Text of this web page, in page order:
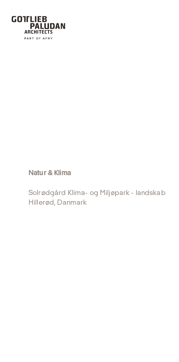
Natur & Klima
Solrødgård Klima- og Miljøpark - landskab
Hillerød, Danmark